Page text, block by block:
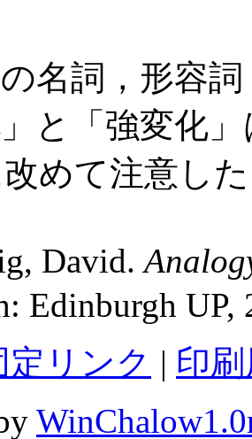
名詞，形容
」と「強変化
めて注意し
David.
Edinburgh UP,
定リンク | 印